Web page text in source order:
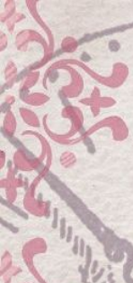
Παράκαμψη προς το